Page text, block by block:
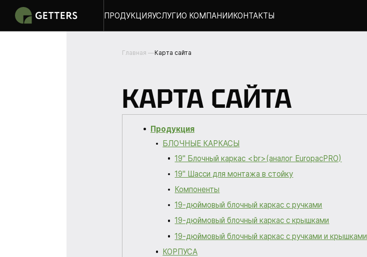
ПРОДУКЦИЯУСЛУГИО КОМПАНИИКОНТАКТЫ
Главная Карта сайта
КАРТА САЙТА
Продукция
БЛОЧНЫЕ КАРКАСЫ
19" Блочный каркас <br>(аналог EuropacPRO)
19" Шасси для монтажа в стойку
Компоненты
19-дюймовый блочный каркас с ручками
19-дюймовый блочный каркас с крышками
19-дюймовый блочный каркас с ручками и крышками
КОРПУСА